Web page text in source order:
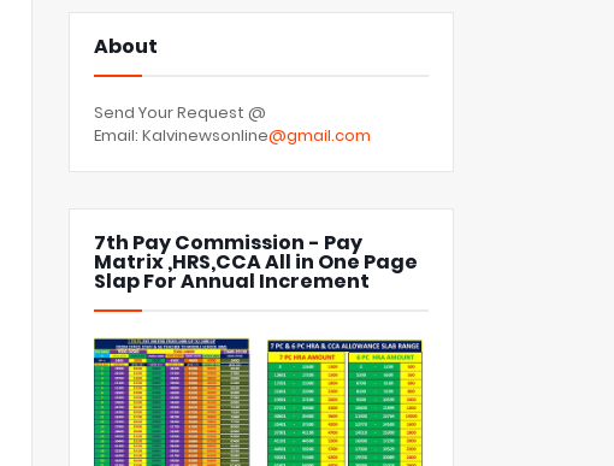
About
Send Your Request @
Email: Kalvinewsonline@gmail.com
7th Pay Commission - Pay
Matrix ,HRS,CCA All in One Page
Slap For Annual Increment